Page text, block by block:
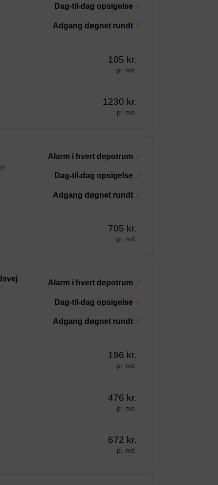
Dag-til-dag opsigelse
Adgang døgnet rundt
105 kr.
pr. md.
1230 kr.
pr. md.
Alarm i hvert depotrum
Dag-til-dag opsigelse
Adgang døgnet rundt
705 kr.
pr. md.
Alarm i hvert depotrum
Dag-til-dag opsigelse
Adgang døgnet rundt
196 kr.
pr. md.
476 kr.
pr. md.
672 kr.
pr. md.